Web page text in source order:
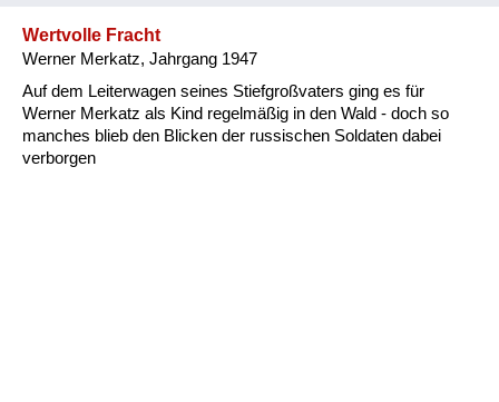
Wertvolle Fracht
Werner Merkatz, Jahrgang 1947
Auf dem Leiterwagen seines Stiefgroßvaters ging es für
Werner Merkatz als Kind regelmäßig in den Wald - doch so
manches blieb den Blicken der russischen Soldaten dabei
verborgen